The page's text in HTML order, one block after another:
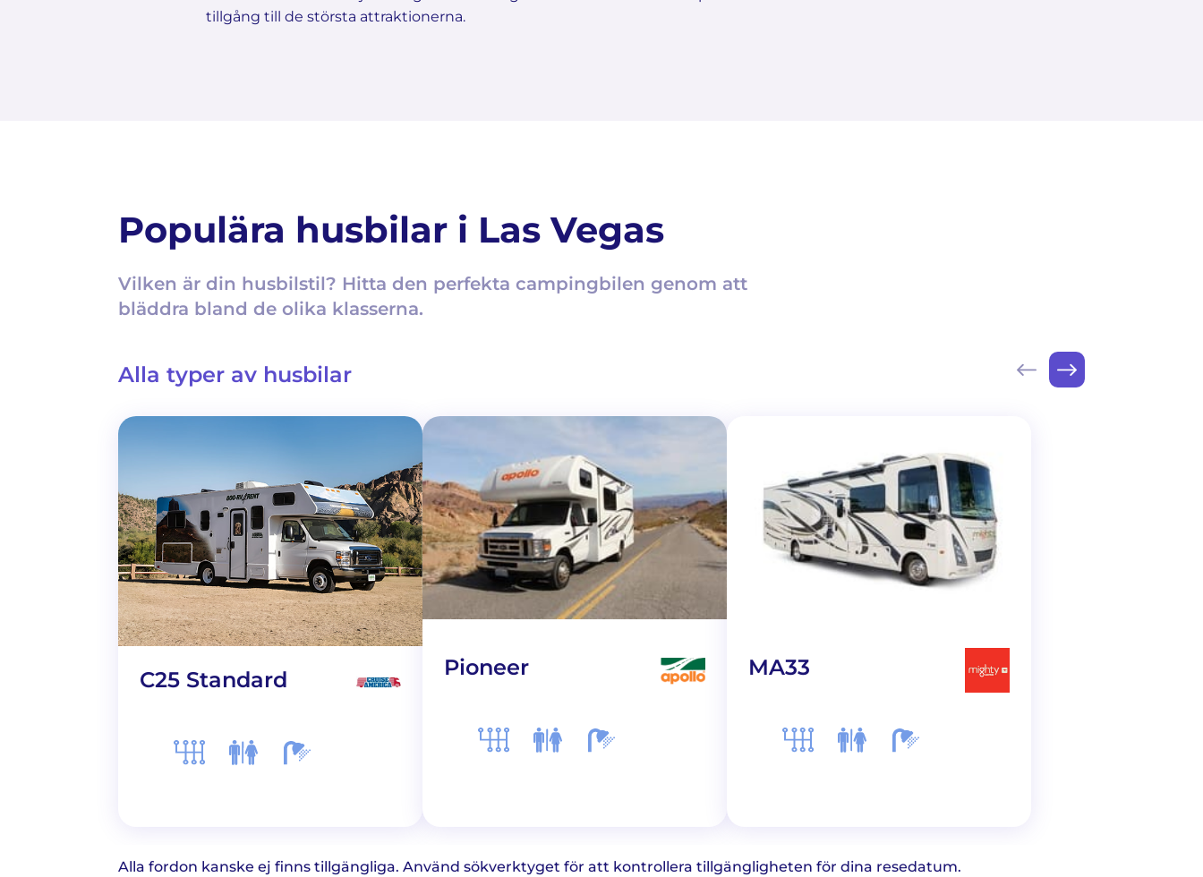
tillgång till de största attraktionerna.
Populära husbilar i Las Vegas
Vilken är din husbilstil? Hitta den perfekta campingbilen genom att
bläddra bland de olika klasserna.
Alla typer av husbilar
C25 Standard Pioneer MA33
Alla fordon kanske ej finns tillgängliga. Använd sökverktyget för att kontrollera tillgängligheten för dina resedatum.